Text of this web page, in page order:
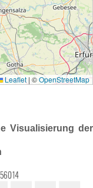
Visualisierung der